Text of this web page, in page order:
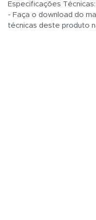
Especificações Técnicas:
- Faça o download do
técnicas deste produto